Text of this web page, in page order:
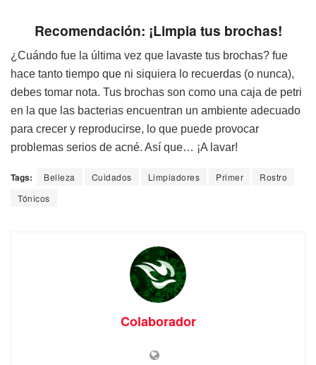
Recomendación: ¡Limpia tus brochas!
¿Cuándo fue la última vez que lavaste tus brochas? fue
hace tanto tiempo que ni siquiera lo recuerdas (o nunca),
debes tomar nota. Tus brochas son como una caja de petri
en la que las bacterias encuentran un ambiente adecuado
para crecer y reproducirse, lo que puede provocar
problemas serios de acné. Así que… ¡A lavar!
Tags: Belleza Cuidados Limpiadores Primer
Rostro
Tónicos
Colaborador